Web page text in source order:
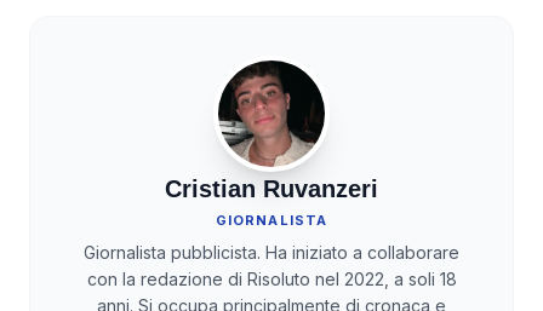
Cristian Ruvanzeri
GIORNALISTA
Giornalista pubblicista. Ha iniziato a collaborare
con la redazione di Risoluto nel 2022, a soli 18
anni. Si occupa principalmente di cronaca e